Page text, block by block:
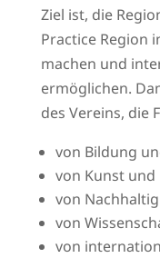
Ziel ist, die
Practice Region
machen und
ermöglichen.
des Vereins, die
von Bildung
von Kunst
von
von
von